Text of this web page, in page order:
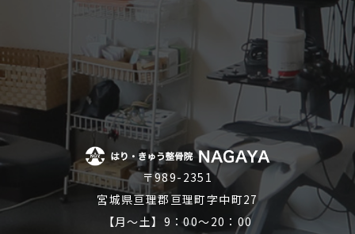
〒989-2351
宮城県亘理郡亘理町字中町27
【月～土】9：00～20：00